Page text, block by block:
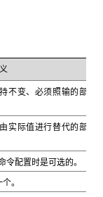
不变、必须照输的部
实际值进行替代的部
令配置时是可选的。
。